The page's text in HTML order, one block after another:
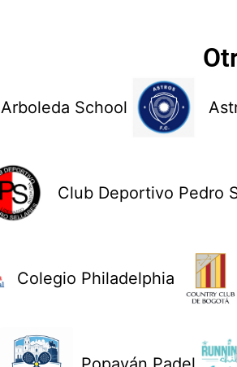
Arboleda School
Club Deportivo Pedro
Colegio Philadelphia